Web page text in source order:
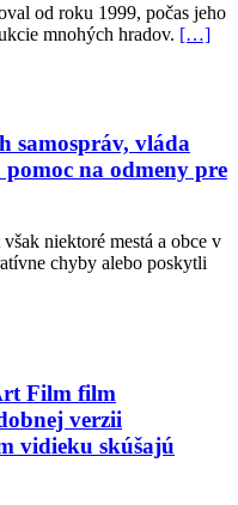
od roku 1999, počas jeho
mnohých hradov. […]
samospráv, vláda
na odmeny pre
niektoré mestá a obce v
chyby alebo poskytli
Film film
verzii
vidieku skúšajú